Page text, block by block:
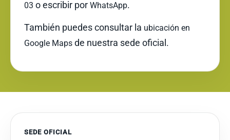
03 o escribir por WhatsApp.
También puedes consultar la ubicación en
Google Maps de nuestra sede oficial.
SEDE OFICIAL